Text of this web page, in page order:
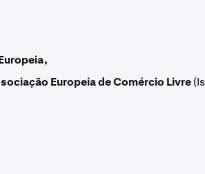
Europeia de Comércio Livre